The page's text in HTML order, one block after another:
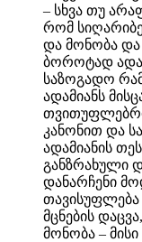
– სხვა თუ
რომ
და მონობა და
ბოროტად
საზოგადო რამ
ადამიანს
კანონით და
ადამიანის
განზრახული
დანარჩენი
მცნების
მონობა –